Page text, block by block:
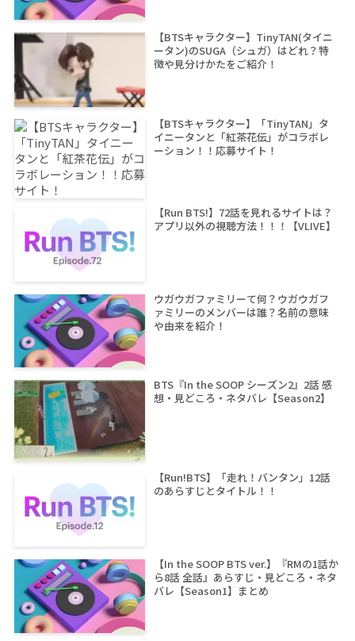
【BTSキャラクター】TinyTAN(タイニ
ータン)のSUGA（シュガ）はどれ？特
徴や見分けかたをご紹介！
【BTSキャラクター】「TinyTAN」タ
イニータンと「紅茶花伝」がコラボレ
ーション！！応募サイト！
【Run BTS!】72話を見れるサイトは？
アプリ以外の視聴方法！！！【VLIVE】
ウガウガファミリーて何？ウガウガフ
ァミリーのメンバーは誰？名前の意味
や由来を紹介！
BTS『In the SOOP シーズン2』2話 感
想・見どころ・ネタバレ【Season2】
【Run!BTS】「走れ！バンタン」12話
のあらすじとタイトル！！
【In the SOOP BTS ver.】『RMの1話か
ら8話 全話』あらすじ・見どころ・ネタ
バレ【Season1】まとめ